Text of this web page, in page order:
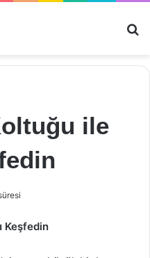
ile
Keşfedin